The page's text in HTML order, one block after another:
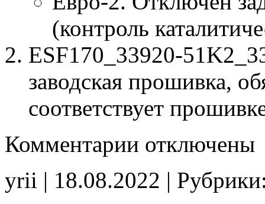
(контроль
ESF170_33920-
заводская прошивка,
соответствует
Комментарии записи
51K2
33920-
отключены
yrii | 18.08.2022 |